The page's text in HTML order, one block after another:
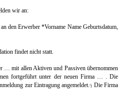
wir an:
den Erwerber *Vorname Name Geburtsdatum,
findet nicht statt.
… mit allen Aktiven und Passiven übernommen
fortgeführt unter der neuen Firma … . Die
zur Eintragung angemeldet.0) Die Firma